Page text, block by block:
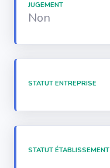
JUGEMENT
Non
STATUT ENTREPRISE
STATUT ÉTABLISSEMENT